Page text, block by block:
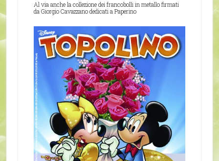
Al via anche la collezione dei francobolli in metallo firmati
da Giorgio Cavazzano dedicati a Paperino